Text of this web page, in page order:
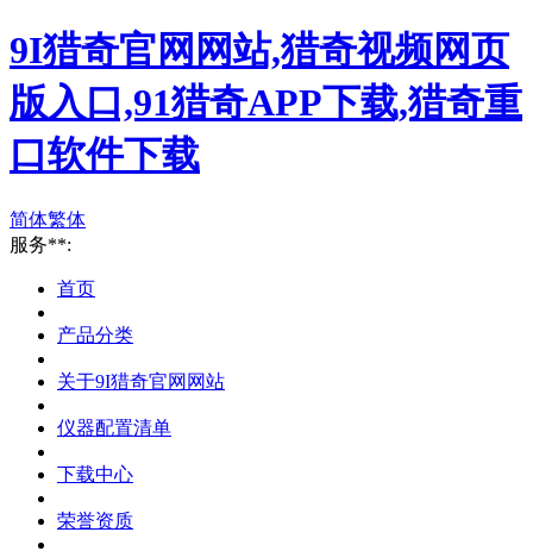
9I猎奇官网网站,猎奇视频网页
版入口,91猎奇APP下载,猎奇重
口软件下载
简体繁体
服务**:
首页
产品分类
关于9I猎奇官网网站
仪器配置清单
下载中心
荣誉资质